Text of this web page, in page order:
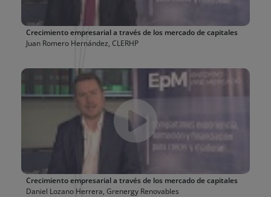
Crecimiento empresarial a través de los mercado de capitales
Juan Romero Hernández, CLERHP
Crecimiento empresarial a través de los mercado de capitales
Daniel Lozano Herrera, Grenergy Renovables